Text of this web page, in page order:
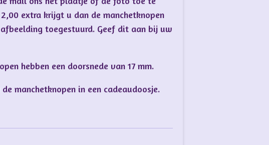
extra krijgt u dan de manchetknopen
toegestuurd. Geef dit aan bij uw
hebben een doorsnede van 17 mm.
manchetknopen in een cadeaudoosje.